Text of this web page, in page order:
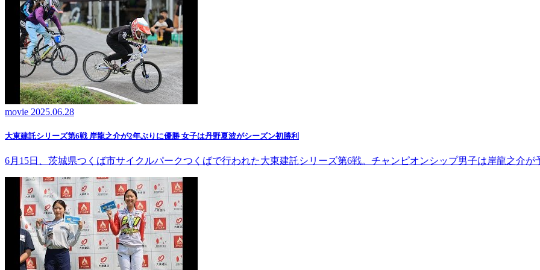
movie 2025.06.28
大東建託シリーズ第6戦 岸龍之介が2年ぶりに優勝 女子は丹野夏波がシーズン初勝利
6月15日、茨城県つくば市サイクルパークつくばで行われた大東建託シリーズ第6戦。チャンピオンシップ男子は岸龍之介